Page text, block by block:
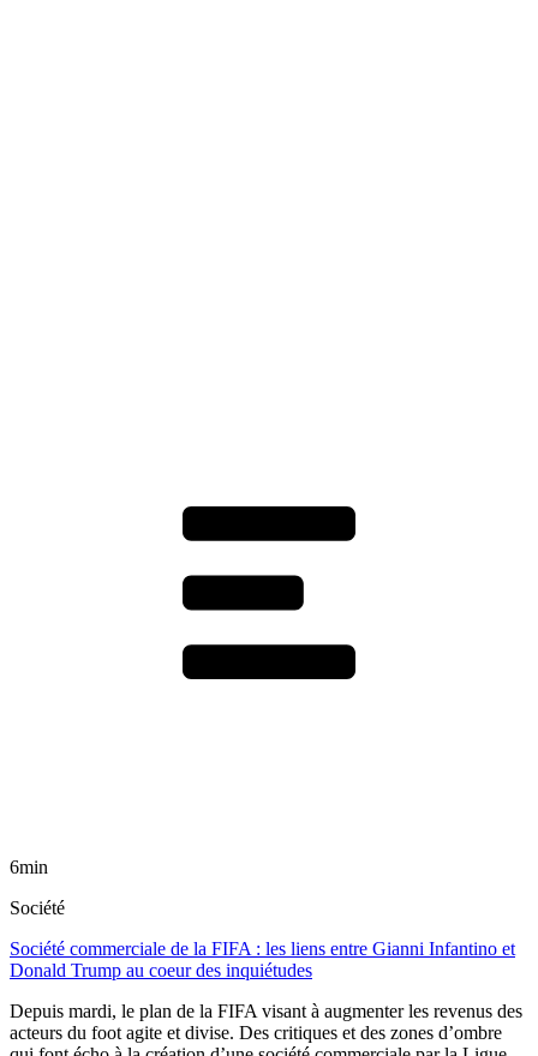
6min
Société
Société commerciale de la FIFA : les liens entre Gianni Infantino et
Donald Trump au coeur des inquiétudes
Depuis mardi, le plan de la FIFA visant à augmenter les revenus des
acteurs du foot agite et divise. Des critiques et des zones d’ombre